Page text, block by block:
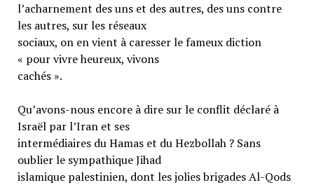
l’acharnement des uns et des autres, des uns contre
les autres, sur les réseaux
sociaux, on en vient à caresser le fameux diction
« pour vivre heureux, vivons
cachés ».
Qu’avons-nous encore à dire sur le conflit déclaré à
Israël par l’Iran et ses
intermédiaires du Hamas et du Hezbollah ? Sans
oublier le sympathique Jihad
islamique palestinien, dont les jolies brigades Al-Qods